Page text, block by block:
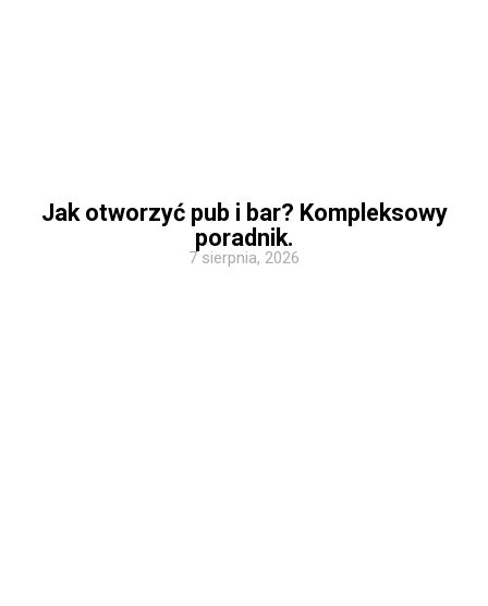
Jak otworzyć pub i bar? Kompleksowy
poradnik.
7 sierpnia, 2026